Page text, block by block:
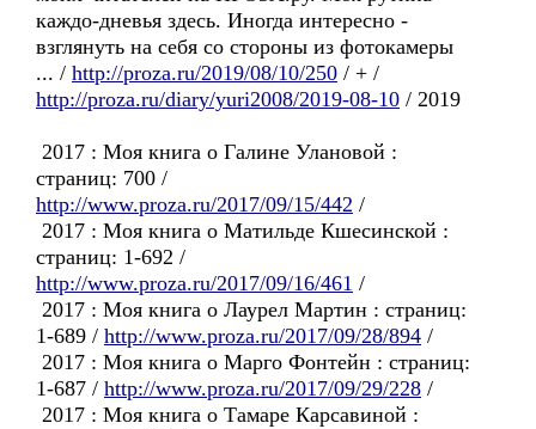
каждо-дневья здесь. Иногда интересно -
взглянуть на себя со стороны из фотокамеры
... / http://proza.ru/2019/08/10/250 / + /
http://proza.ru/diary/yuri2008/2019-08-10 / 2019
2017 : Моя книга о Галине Улановой :
страниц: 700 /
http://www.proza.ru/2017/09/15/442 /
2017 : Моя книга о Матильде Кшесинской :
страниц: 1-692 /
http://www.proza.ru/2017/09/16/461 /
2017 : Моя книга о Лаурел Мартин : страниц:
1-689 / http://www.proza.ru/2017/09/28/894 /
2017 : Моя книга о Марго Фонтейн : страниц:
1-687 / http://www.proza.ru/2017/09/29/228 /
2017 : Моя книга о Тамаре Карсавиной :